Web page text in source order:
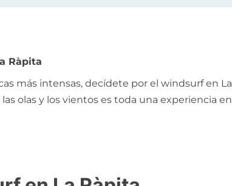
Ràpita
más intensas, decídete por el windsurf en
olas y los vientos es toda una experiencia